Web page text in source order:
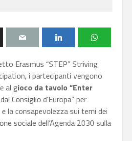
Erasmus “STEP” Striving
i partecipanti vengono
al gioco da tavolo “Enter
Consiglio d’Europa” per
la consapevolezza sui temi dei
sociale dell’Agenda 2030 sulla